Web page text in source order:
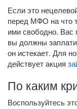
Если это
перед МФО на что
ими свободно. Вас
вы должны
он истекает. Для
действует акция
По каким
Воспользуйтесь